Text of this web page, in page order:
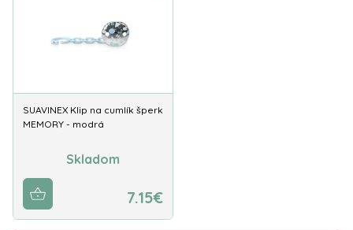
SUAVINEX Klip na cumlík šperk
MEMORY - modrá
Skladom
7.15€